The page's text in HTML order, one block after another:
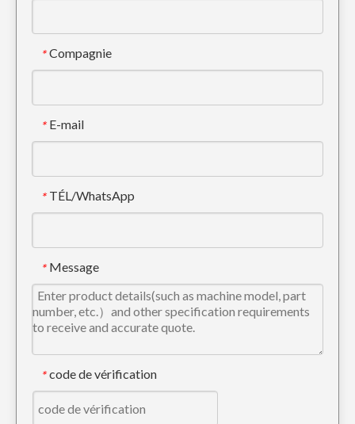
* Compagnie
* E-mail
* TÉL/WhatsApp
* Message
* code de vérification